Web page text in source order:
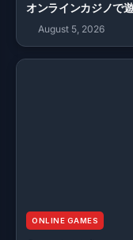
オンラインカジノで
August 5, 2026
ONLINE GAMES